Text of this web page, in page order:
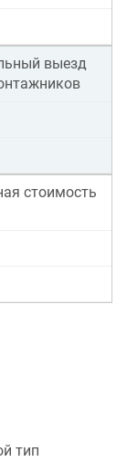
выезд
стоимость
тип